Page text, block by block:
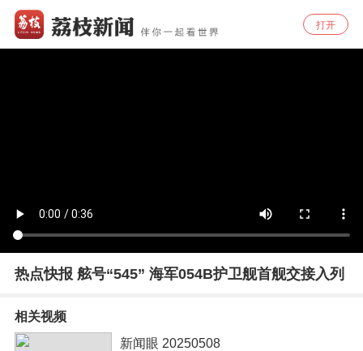
打开
热点快报 舷号“545” 海军054B护卫舰首舰交接入列
相关视频
新闻眼 20250508